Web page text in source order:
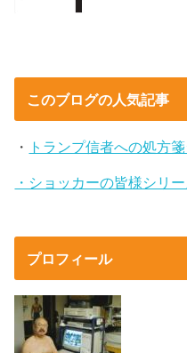
このブログの人気記事
・ トランプ信者への処方
・ショッカーの皆様シリ
プロフィール